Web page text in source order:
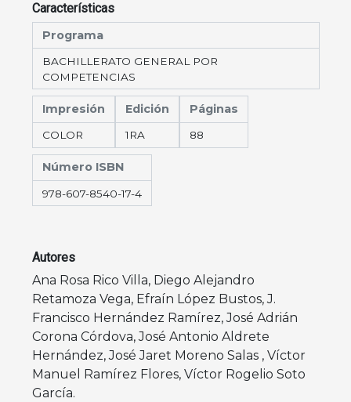
Características
Programa
BACHILLERATO GENERAL POR
COMPETENCIAS
Impresión
COLOR
Edición
1RA
Páginas
88
Número ISBN
978-607-8540-17-4
Autores
Ana Rosa Rico Villa, Diego Alejandro
Retamoza Vega, Efraín López Bustos,J.
Francisco Hernández Ramírez,José Adrián
Corona Córdova,José Antonio Aldrete
Hernández,José Jaret Moreno Salas , Víctor
Manuel Ramírez Flores, Víctor Rogelio Soto
García.